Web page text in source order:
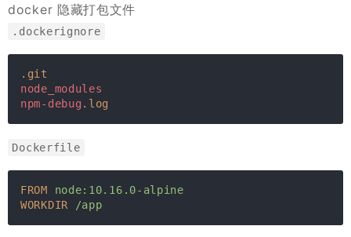
docker 隐藏打包文件
.dockerignore
.git
node_modules
npm-debug .log
Dockerfile
FROM
node:10.16.0-alpine
WORKDIR
/app